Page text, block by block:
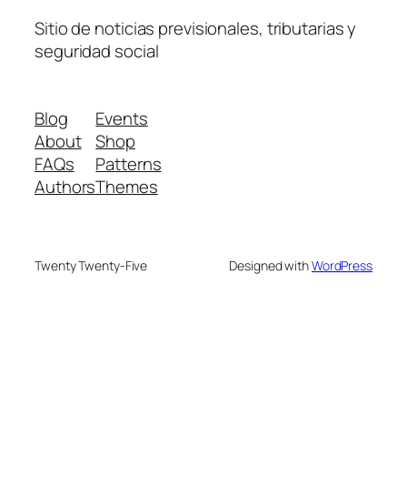
Sitio de noticias previsionales, tributarias y
seguridad social
Blog
About
FAQs
Authors
Events
Shop
Patterns
Themes
Twenty Twenty-Five Designed withWordPress